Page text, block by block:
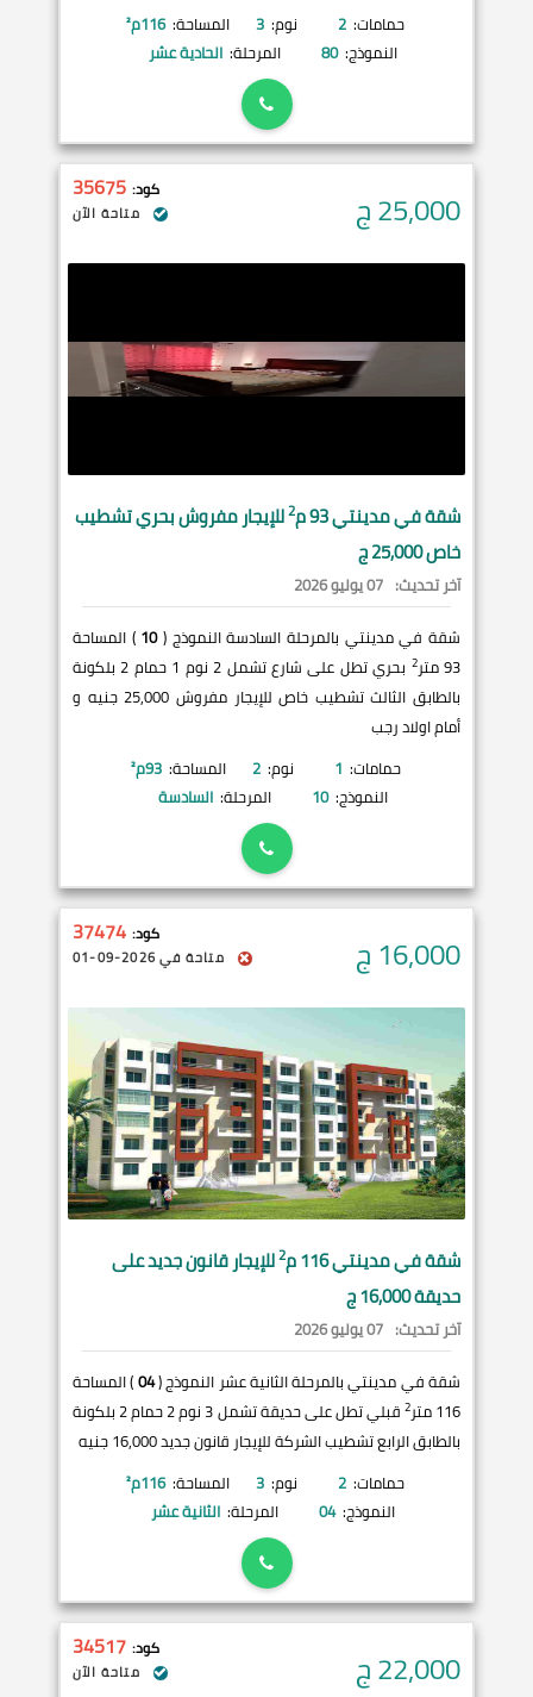
حمامات: 2 نوم: 3 المساحة: 116م²
النموذج: 80 المرحلة: الحادية عشر
25,000ج كود: 35675
متاحة الآن
شقة فيمدينتي 2للإيجار مفروش بحري تشطيب
خاص 25,000 ج
آخر تحديث: 07 يوليو 2026
شقة في مدينتي بالمرحلة السادسة النموذج (10 ) المساحة
93 متر
2
بحري تطل على شارع تشمل 2 نوم 1 حمام 2 بلكونة
بالطابق الثالث تشطيب خاص للإيجار مفروش 25,000 جنيه و
أمام اولاد رجب
حمامات: 1 نوم: 2 المساحة: 93م²
النموذج: 10 المرحلة: السادسة
16,000ج كود: 37474
متاحة في 2026-09-01
شقة فيمدينتي116 م 2للإيجار قانون جديد على
حديقة 16,000 ج
آخر تحديث: 07 يوليو 2026
شقة في مدينتي بالمرحلة الثانية عشر النموذج (04) المساحة
116 متر
2
قبلي تطل على حديقة تشمل 3 نوم 2 حمام 2 بلكونة
بالطابق الرابع تشطيب الشركة للإيجار قانون جديد 16,000 جنيه
حمامات: 2 نوم: 3 المساحة: 116م²
النموذج: 04 المرحلة: الثانية عشر
22,000ج كود: 34517
متاحة الآن